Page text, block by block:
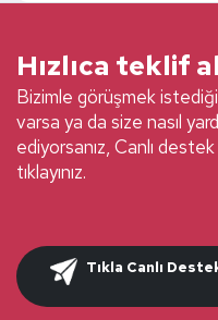
Hızlıca teklif
Bizimle görüşmek
varsa ya da size nasıl
ediyorsanız, Canlı
tıklayınız.
Tıkla Canlı